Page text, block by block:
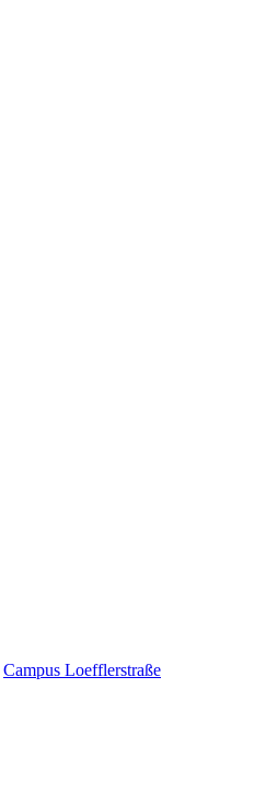
Campus Loefflerstraße